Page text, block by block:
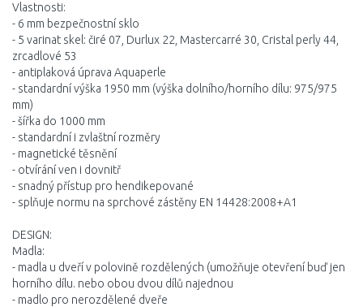
Vlastnosti:
- 6 mm bezpečnostní sklo
- 5 varinat skel: čiré 07, Durlux 22, Mastercarré 30, Cristal perly 44,
zrcadlové 53
- antiplaková úprava Aquaperle
- standardní výška 1950 mm (výška dolního/horního dílu: 975/975
mm)
- šířka do 1000 mm
- standardní i zvlaštní rozměry
- magnetické těsnění
- otvírání ven i dovnitř
- snadný přístup pro hendikepované
- splňuje normu na sprchové zástěny EN 14428:2008+A1
DESIGN:
Madla:
- madla u dveří v polovině rozdělených (umožňuje otevření buď jen
horního dílu. nebo obou dvou dílů najednou
- madlo pro nerozdělené dveře